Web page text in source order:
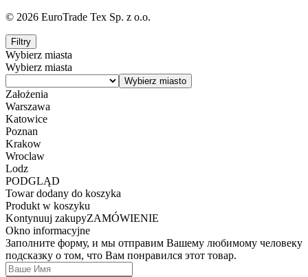
© 2026 EuroTrade Tex Sp. z o.o.
Filtry
Wybierz miasta
Wybierz miasta
Założenia
Warszawa
Katowice
Poznan
Krakow
Wroclaw
Lodz
PODGLĄD
Towar dodany do koszyka
Produkt w koszyku
Kontynuuj zakupyZAMÓWIENIE
Okno informacyjne
Заполните форму, и мы отправим Вашему любимому человеку
подсказку о том, что Вам понравился этот товар.